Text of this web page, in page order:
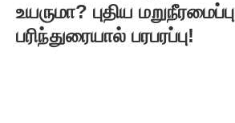
உயருமா? புதிய மறுநீரமைப்பு
பரிந்துரையால் பரபரப்பு!